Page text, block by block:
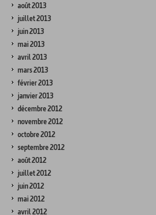
août 2013
juillet 2013
juin 2013
mai 2013
avril 2013
mars 2013
février 2013
janvier 2013
décembre 2012
novembre 2012
octobre 2012
septembre 2012
août 2012
juillet 2012
juin 2012
mai 2012
avril 2012